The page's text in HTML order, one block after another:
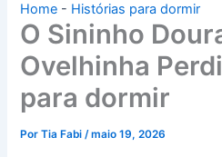
Home - Histórias para dormir
O Sininho
Ovelhinha
para dormir
PorTia Fabi/maio 19, 2026